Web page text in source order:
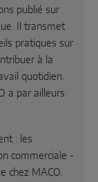
publié sur
Il transmet
pratiques sur
à la
quotidien.
a par ailleurs
: les
commerciale -
chez MACO.